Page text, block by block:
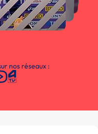
nos réseaux :